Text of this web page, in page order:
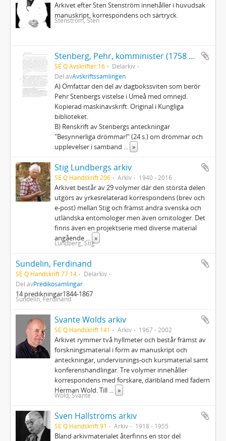
Arkivet efter Sten Stenström innehåller i huvudsak
manuskript, korrespondens och särtryck.
Stenström, Sten
Stenberg, Pehr, komminister (1758 - 1824): Dagböcker
SE Q Avskrifter:16
Delarkiv
Del avAvskriftssamlingen
A) Omfattar den del av dagbokssviten som berör
Pehr Stenbergs vistelse i Umeå med omnejd.
Kopierad maskinavskrift. Original i Kungliga
biblioteket.
B) Renskrift av Stenbergs anteckningar
"Besynnerliga drömmar!" (24 s.) om drömmar och
upplevelser i samband ... »
Stig Lundbergs arkiv
SE Q Handskrift 206 Arkiv 1940 - 2016
Arkivet består av 29 volymer där den största delen
utgörs av yrkesrelaterad korrespondens (brev och
e-post) mellan Stig och främst andra svenska och
utländska entomologer men även ornitologer. Det
finns även en projektserie med diverse material
angående ... »
Lundberg, Stig
Sundelin, Ferdinand
SE Q Handskrift 77:14
Delarkiv
Del avPredikosamlingar
14 predikningar1844-1867
Sundelin, Ferdinand
Svante Wolds arkiv
SE Q Handskrift 141 Arkiv 1967 - 2002
Arkivet rymmer två hyllmeter och består främst av
forskningsmaterial i form av manuskript och
anteckningar, undervisnings-och kursmaterial samt
konferenshandlingar. Tre volymer innehåller
korrespondens med forskare, däribland med fadern
Herman Wold. Till ... »
Wold, Svante
Sven Hallströms arkiv
SE Q Handskrift 91 Arkiv 1918 - 1955
Bland arkivmaterialet återfinns en stor del